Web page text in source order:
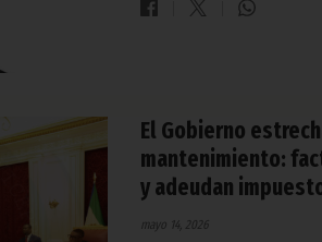
El Gobierno
mantenimiento:
y adeudan
mayo 14, 2026